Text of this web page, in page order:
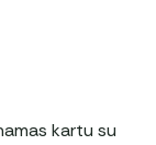
kartu su